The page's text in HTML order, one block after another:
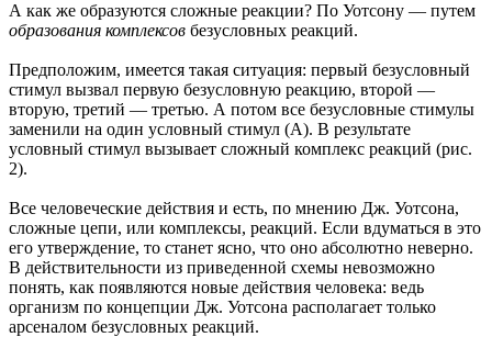
А как же образуются сложные реакции? По Уотсону — путем
образования комплексов безусловных реакций.
Предположим, имеется такая ситуация: первый безусловный
стимул вызвал первую безусловную реакцию, второй —
вторую, третий — третью. А потом все безусловные стимулы
заменили на один условный стимул (А). В результате
условный стимул вызывает сложный комплекс реакций (рис.
2).
Все человеческие действия и есть, по мнению Дж. Уотсона,
сложные цепи, или комплексы, реакций. Если вдуматься в это
его утверждение, то станет ясно, что оно абсолютно неверно.
В действительности из приведенной схемы невозможно
понять, как появляются новые действия человека: ведь
организм по концепции Дж. Уотсона располагает только
арсеналом безусловных реакций.